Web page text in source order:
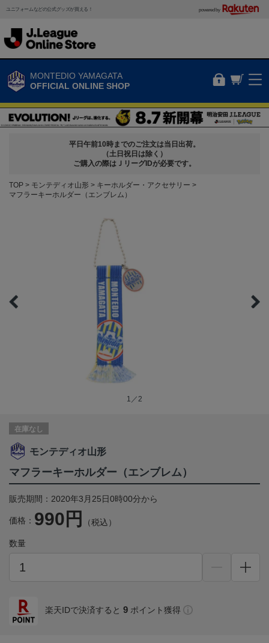
ユニフォームなどの公式グッズが買える！ powered by
MONTEDIO YAMAGATA
OFFICIAL ONLINE SHOP
平日午前10時までのご注文は当日出荷。
（土日祝日は除く）
ご購入の際はＪリーグIDが必要です。
TOP モンテディオ山形
キーホルダー・アクセサリー
マフラーキーホルダー（エンブレム）
1／2
在庫なし
モンテディオ山形
マフラーキーホルダー（エンブレム）
販売期間：2020年3月25日0時00分から
価格： 990円 （税込）
数量
楽天IDで決済すると 9 ポイント獲得